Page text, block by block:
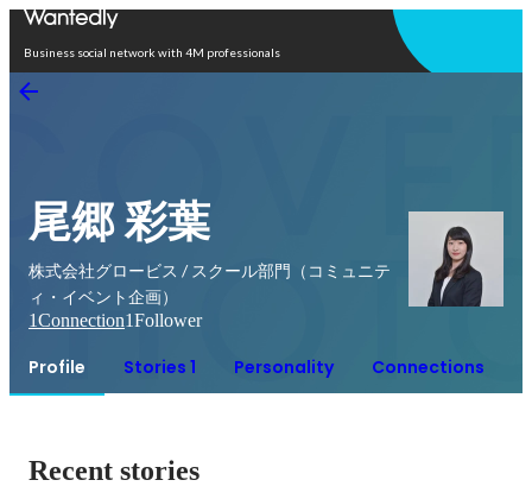
Business social network with 4M professionals
尾郷 彩葉
株式会社グロービス / スクール部門（コミュニテ
ィ・イベント企画）
1Connection1Follower
Profile Stories 1 Personality Connections
Recent stories